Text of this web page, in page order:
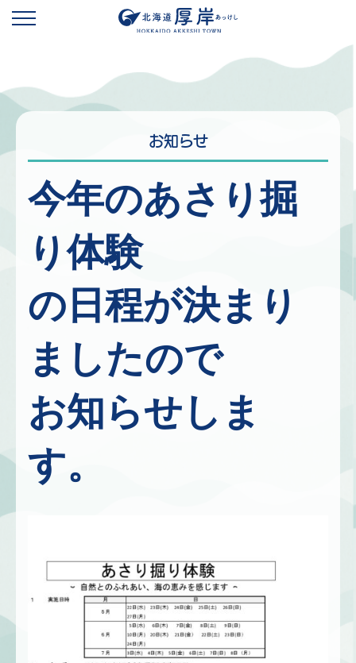
お知らせ
今年のあさり掘
り体験
の日程が決まり
ましたので
お知らせしま
す。